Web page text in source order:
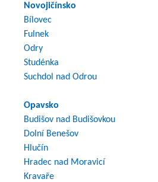
Novojičínsko
Bílovec
Fulnek
Odry
Studénka
Suchdol nad Odrou
Opavsko
Budišov nad Budišovkou
Dolní Benešov
Hlučín
Hradec nad Moravicí
Kravaře